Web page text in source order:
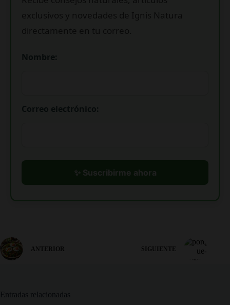
Nombre:
Correo electrónico:
✨ Suscribirme ahora
ANTERIOR SIGUIENTE
Entradas relacionadas